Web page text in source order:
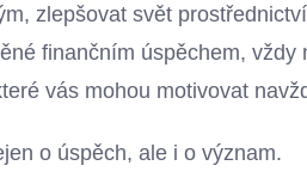
zlepšovat svět
finančním úspěchem, vždy
vás mohou motivovat
o úspěch, ale i o význam.